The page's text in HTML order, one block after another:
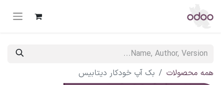
همه محصولات بک آپ خودکار دیتابیس